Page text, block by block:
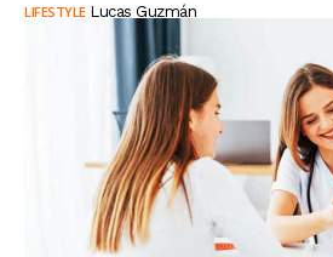
LIFESTYLE Lucas Guzmán